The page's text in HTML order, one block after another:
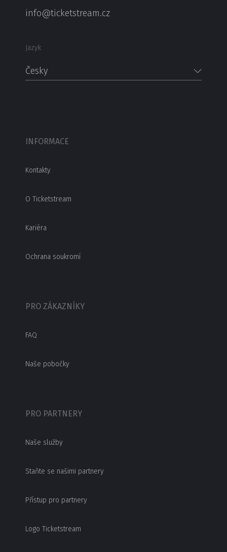
info@ticketstream.cz
Jazyk
Česky
INFORMACE
Kontakty
O Ticketstream
Kariéra
Ochrana soukromí
PRO ZÁKAZNÍKY
FAQ
Naše pobočky
PRO PARTNERY
Naše služby
Staňte se našimi partnery
Přístup pro partnery
Logo Ticketstream